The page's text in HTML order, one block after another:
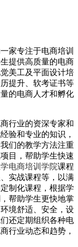
家专注于电商培训
提供高质量的电商
美工及平面设计培
提升、软考证书等
的电商人才和孵化
行业的资深专家和
验和专业的知识，
们的教学方法注重
目，帮助学生快速
电商培训学院课程
实战课程等，以满
制化课程，根据学
帮助学生更快地掌
境舒适、安全，设
还定期组织各种电
行业动态和趋势，